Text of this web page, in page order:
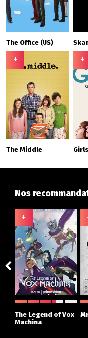
The Office (US)
+
The Middle
+
Girls
Nos
+
The Legend of Vox
Machina